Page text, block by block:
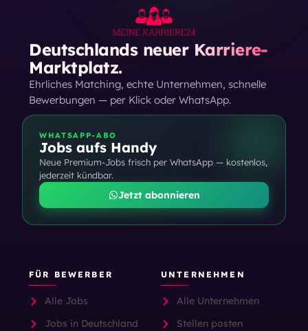
Deutschlands neuer Karriere-
Marktplatz.
Ehrliches Matching, echte Unternehmen, schnelle
Bewerbungen — per Klick oder WhatsApp.
WHATSAPP-ABO
Jobs aufs Handy
Neue Premium-Jobs frisch per WhatsApp — kostenlos,
jederzeit kündbar.
Jetzt abonnieren
FÜR BEWERBER
Alle Jobs
Jobs in Deutschland
UNTERNEHMEN
Alle Unternehmen
Stellen posten